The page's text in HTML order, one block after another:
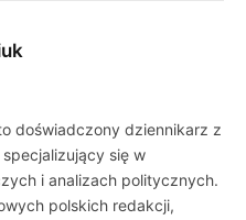
doświadczony dziennikarz z
się w
i analizach politycznych.
polskich redakcji,